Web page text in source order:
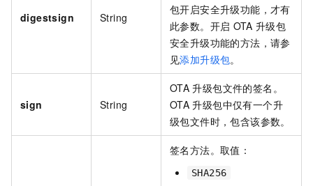
digestsign String
包开启安全升级功能，才有
此参数。开启 OTA 升级包
安全升级功能的方法，请参
见添加升级包。
sign String
OTA 升级包文件的签名。
OTA 升级包中仅有一个升
级包文件时，包含该参数。
签名方法。取值：
SHA256